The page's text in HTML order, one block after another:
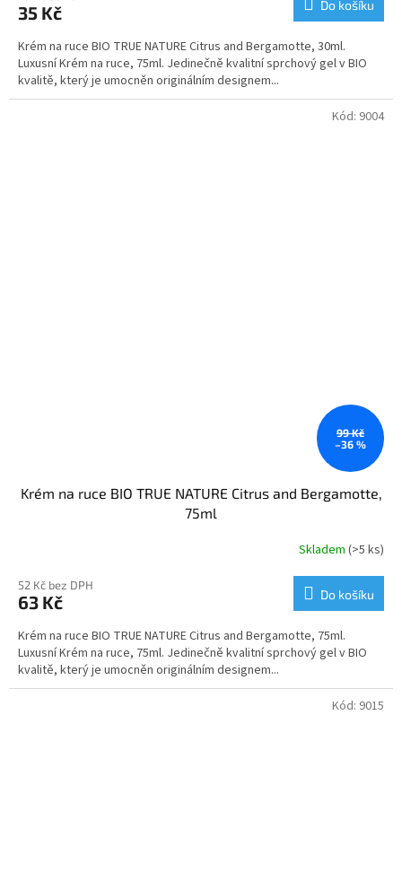
35 Kč Do košíku
Krém na ruce BIO TRUE NATURE Citrus and Bergamotte, 30ml.
Luxusní Krém na ruce, 75ml. Jedinečně kvalitní sprchový gel v BIO
kvalitě, který je umocněn originálním designem...
99 Kč
–36 %
Krém na ruce BIO TRUE NATURE Citrus and Bergamotte,
75ml
Skladem (>5 ks)
52 Kč bez DPH
63 Kč Do košíku
Krém na ruce BIO TRUE NATURE Citrus and Bergamotte, 75ml.
Luxusní Krém na ruce, 75ml. Jedinečně kvalitní sprchový gel v BIO
kvalitě, který je umocněn originálním designem...
Kód: 9004
Kód: 9015